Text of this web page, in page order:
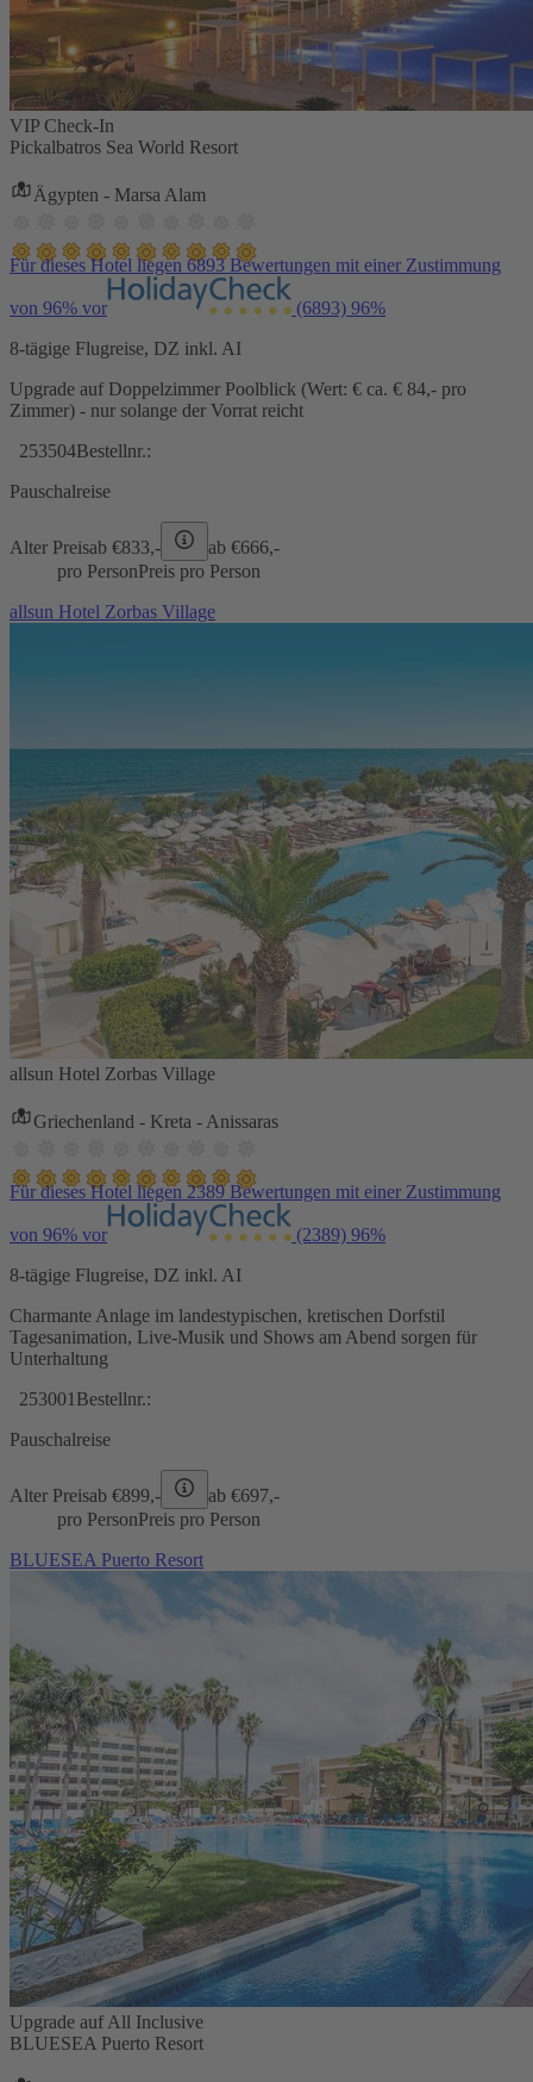
VIP Check-In
Pickalbatros Sea World Resort
Ägypten - Marsa Alam
Für dieses Hotel liegen 6893 Bewertungen mit einer Zustimmung
von 96% vor (6893) 96%
8-tägige Flugreise, DZ inkl. AI
Upgrade auf Doppelzimmer Poolblick (Wert: € ca. € 84,- pro
Zimmer) - nur solange der Vorrat reicht
253504Bestellnr.:
Pauschalreise
Alter Preisab €833,- ab €666,-
pro PersonPreis pro Person
allsun Hotel Zorbas Village
allsun Hotel Zorbas Village
Griechenland - Kreta - Anissaras
Für dieses Hotel liegen 2389 Bewertungen mit einer Zustimmung
von 96% vor (2389) 96%
8-tägige Flugreise, DZ inkl. AI
Charmante Anlage im landestypischen, kretischen Dorfstil
Tagesanimation, Live-Musik und Shows am Abend sorgen für
Unterhaltung
253001 Bestellnr.:
Pauschalreise
Alter Preisab €899,- ab €697,-
pro PersonPreis pro Person
BLUESEA Puerto Resort
Upgrade auf All Inclusive
BLUESEA Puerto Resort